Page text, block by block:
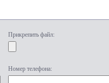
Прикрепить файл:
Номер телефона: